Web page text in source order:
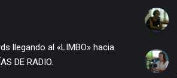
DE RADIO.